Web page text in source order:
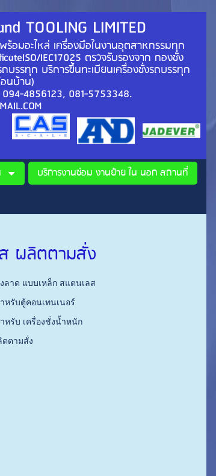
TOOLING LIMITED
มอะไหล่ เครื่องมือในงานอุตสาหกรรมทุก
IEC17025 ตรวจรับรองจาก กองชั่ง
รรทุก บริการขึ้นทะเบียนเครื่องชั่งรถบรรทุก
ลาว และประเทศเพื่อนบ้าน)
094-4856123, 081-5753348.
บริการงานซ่อม งานย้าย ใน นอก สถานที่
ผลิตตามสั่ง
ลาด แบบเหล็ก สแตนเลส
หรับตู้คอนเทนเนอร์
หรับ เครื่องชั่งน้ำหนัก
ตตามสั่ง